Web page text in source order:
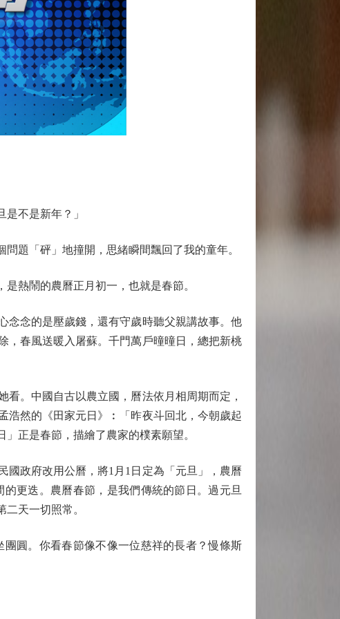
不是新年？」
題「砰」地撞開，思緒瞬間飄回了我的童年。
熱鬧的農曆正月初一，也就是春節。
念的是壓歲錢，還有守歲時聽父親講故事。他
，春風送暖入屠蘇。千門萬戶曈曈日，總把新桃
。中國自古以農立國，曆法依月相周期而定，
浩然的《田家元日》︰「昨夜斗回北，今朝歲起
正是春節，描繪了農家的樸素願望。
政府改用公曆，將1月1日定為「元旦」，農曆
更迭。農曆春節，是我們傳統的節日。過元旦
天一切照常。
圓。你看春節像不像一位慈祥的長者？慢條斯